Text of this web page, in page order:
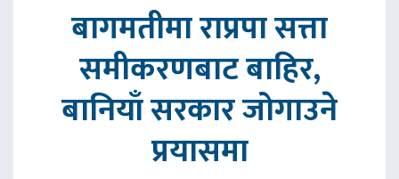
बागमतीमा राप्रपा सत्ता
समीकरणबाट बाहिर,
बानियाँ सरकार जोगाउने
प्रयासमा